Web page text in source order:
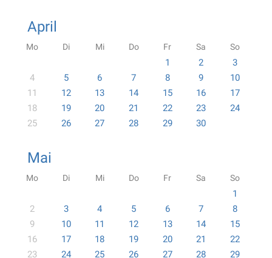
April
Mo Di Mi Do Fr Sa So
1 2
3
4
5 6 7 8 9
10
11
12 13 14 15 16
17
18
19 20 21 22 23
24
25
26 27 28 29 30
Mai
Mo Di Mi Do Fr Sa So
1
2
3 4 5 6 7
8
9
10 11 12 13 14
15
16
17 18 19 20 21
22
23
24 25 26 27 28
29